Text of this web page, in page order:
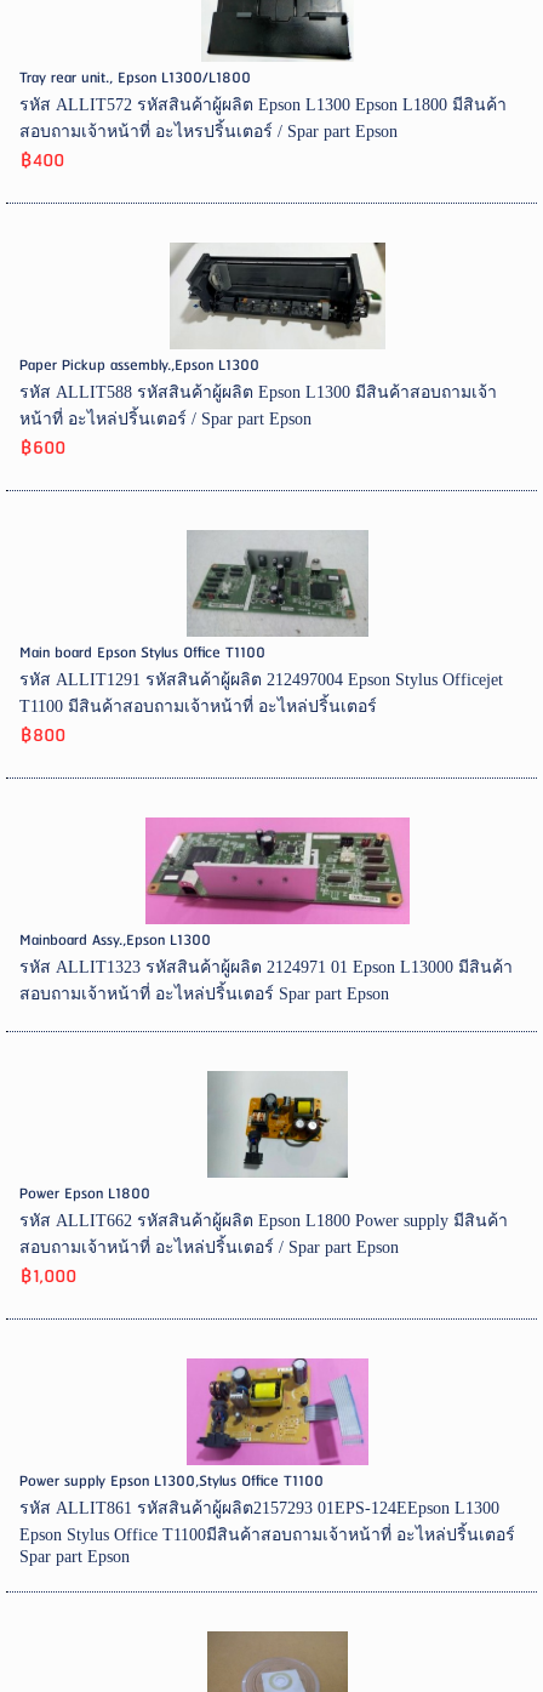
Tray rear unit., Epson L1300/L1800
รหัส ALLIT572 รหัสสินค้าผู้ผลิต Epson L1300 Epson L1800 มีสินค้า
สอบถามเจ้าหน้าที่ อะไหรปริ้นเตอร์ / Spar part Epson
฿400
Paper Pickup assembly.,Epson L1300
รหัส ALLIT588 รหัสสินค้าผู้ผลิต Epson L1300 มีสินค้าสอบถามเจ้า
หน้าที่ อะไหล่ปริ้นเตอร์ / Spar part Epson
฿600
Main board Epson Stylus Office T1100
รหัส ALLIT1291 รหัสสินค้าผู้ผลิต 212497004 Epson Stylus Officejet
T1100 มีสินค้าสอบถามเจ้าหน้าที่ อะไหล่ปริ้นเตอร์
฿800
Mainboard Assy.,Epson L1300
รหัส ALLIT1323 รหัสสินค้าผู้ผลิต 2124971 01 Epson L13000 มีสินค้า
สอบถามเจ้าหน้าที่ อะไหล่ปริ้นเตอร์ Spar part Epson
Power Epson L1800
รหัส ALLIT662 รหัสสินค้าผู้ผลิต Epson L1800 Power supply มีสินค้า
สอบถามเจ้าหน้าที่ อะไหล่ปริ้นเตอร์ / Spar part Epson
฿1,000
Power supply Epson L1300,Stylus Office T1100
รหัส ALLIT861 รหัสสินค้าผู้ผลิต2157293 01EPS-124EEpson L1300
Epson Stylus Office T1100มีสินค้าสอบถามเจ้าหน้าที่ อะไหล่ปริ้นเตอร์
Spar part Epson